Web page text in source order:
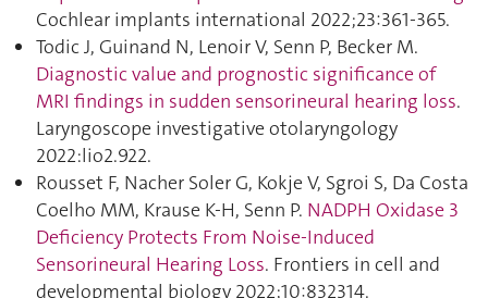
Cochlear implants international 2022;23:361‑365.
Todic J, Guinand N, Lenoir V, Senn P, Becker M.
Diagnostic value and prognostic significance of
MRI findings in sudden sensorineural hearing loss.
Laryngoscope investigative otolaryngology
2022:lio2.922.
Rousset F, Nacher Soler G, Kokje V, Sgroi S, Da Costa
Coelho MM, Krause K-H, Senn P. NADPH Oxidase 3
Deficiency Protects From Noise-Induced
Sensorineural Hearing Loss. Frontiers in cell and
developmental biology 2022;10:832314.